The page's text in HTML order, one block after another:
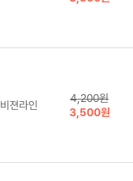
비젼라인
4,200원
3,500원